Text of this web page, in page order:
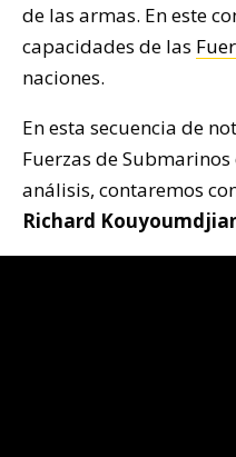
de las armas. En este
capacidades de las
naciones.
En esta secuencia de
Fuerzas de Submarinos
análisis, contaremos
Richard